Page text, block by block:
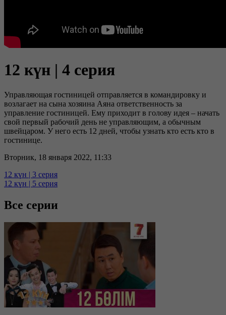
12 күн | 4 серия
Управляющая гостиницей отправляется в командировку и
возлагает на сына хозяина Аяна ответственность за
управление гостиницей. Ему приходит в голову идея – начать
свой первый рабочий день не управляющим, а обычным
швейцаром. У него есть 12 дней, чтобы узнать кто есть кто в
гостинице.
Вторник, 18 января 2022, 11:33
12 күн | 3 серия
12 күн | 5 серия
Все серии